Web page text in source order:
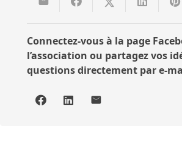
Connectez-vous à la page
l’association ou partagez vos
questions directement par e-